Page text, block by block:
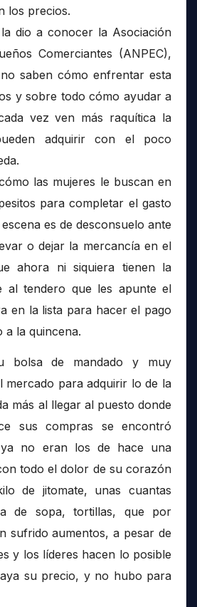
los precios.
dio a conocer la Asociación
Comerciantes (ANPEC),
saben cómo enfrentar esta
y sobre todo cómo ayudar a
vez ven más raquítica la
adquirir con el poco
las mujeres le buscan en
para completar el gasto
es de desconsuelo ante
o dejar la mercancía en el
ahora ni siquiera tienen la
al tendero que les apunte el
en la lista para hacer el pago
a la quincena.
bolsa de mandado y muy
mercado para adquirir lo de la
más al llegar al puesto donde
sus compras se encontró
no eran los de hace una
todo el dolor de su corazón
de jitomate, unas cuantas
de sopa, tortillas, que por
sufrido aumentos, a pesar de
y los líderes hacen lo posible
su precio, y no hubo para